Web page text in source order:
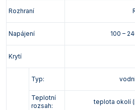
Rozhraní
Napájení 100 –
Krytí
Typ:
Teplotní
rozsah:
teplota okolí